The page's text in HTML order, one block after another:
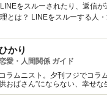
をスルーされたり、返信
とは？ LINEをスルーする人
かり
愛・人間関係 ガイド
コラムニスト。夕刊フジでコラ
おばさん”にならない、幸せ
」に変わる方法』（